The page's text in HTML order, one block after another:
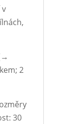
2
30